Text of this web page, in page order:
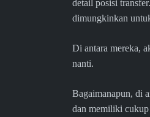
detail posisi
dimungkinkan
Di antara mereka,
nanti.
Bagaimanapun, di
dan memiliki cukup